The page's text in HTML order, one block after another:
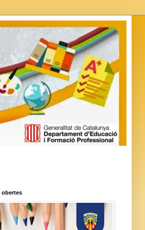
obertes